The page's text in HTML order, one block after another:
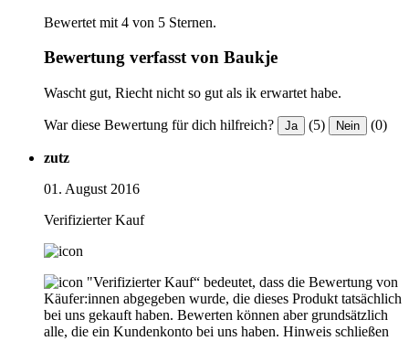
Bewertet mit 4 von 5 Sternen.
Bewertung verfasst von Baukje
Wascht gut, Riecht nicht so gut als ik erwartet habe.
War diese Bewertung für dich hilfreich? Ja (5) Nein (0)
zutz
01. August 2016
Verifizierter Kauf
"Verifizierter Kauf“ bedeutet, dass die Bewertung von
Käufer:innen abgegeben wurde, die dieses Produkt tatsächlich
bei uns gekauft haben. Bewerten können aber grundsätzlich
alle, die ein Kundenkonto bei uns haben. Hinweis schließen